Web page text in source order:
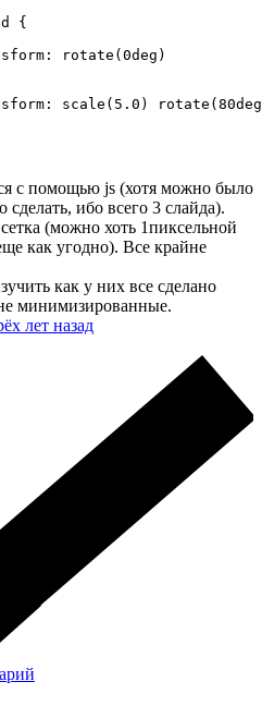
{
с помощью js (хотя можно было
ибо всего 3 слайда).
(можно хоть 1пиксельной
как угодно). Все крайне
как у них все сделано
минимизированные.
лет назад